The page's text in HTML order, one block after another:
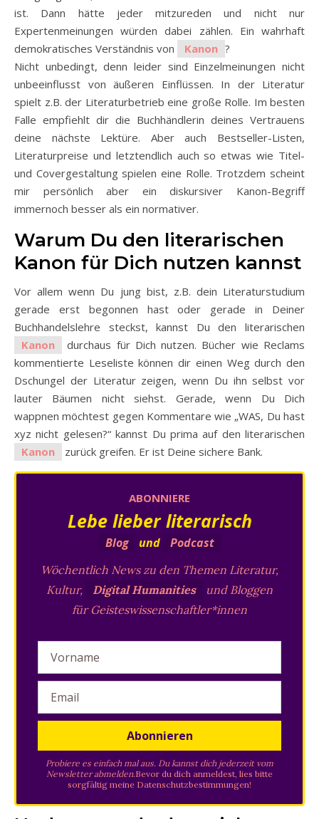
ist. Dann hätte jeder mitzureden und nicht nur
Expertenmeinungen würden dabei zählen. Ein wahrhaft
demokratisches Verständnis von
Kanon ?
Nicht unbedingt, denn leider sind Einzelmeinungen nicht
unbeeinflusst von äußeren Einflüssen. In der Literatur
spielt z.B. der Literaturbetrieb eine große Rolle. Im besten
Falle empfiehlt dir die Buchhändlerin deines Vertrauens
deine nächste Lektüre. Aber auch Bestseller-Listen,
Literaturpreise und letztendlich auch so etwas wie Titel-
und Covergestaltung spielen eine Rolle. Trotzdem scheint
mir persönlich aber ein diskursiver Kanon-Begriff
immernoch besser als ein normativer.
Warum Du den literarischen
Kanon für Dich nutzen kannst
Vor allem wenn Du jung bist, z.B. dein Literaturstudium
gerade erst begonnen hast oder gerade in Deiner
Buchhandelslehre steckst, kannst Du den literarischen
Kanon
durchaus für Dich nutzen. Bücher wie Reclams
kommentierte Leseliste können dir einen Weg durch den
Dschungel der Literatur zeigen, wenn Du ihn selbst vor
lauter Bäumen nicht siehst. Gerade, wenn Du Dich
wappnen möchtest gegen Kommentare wie „WAS, Du hast
xyz nicht gelesen?“ kannst Du prima auf den literarischen
Kanon
zurück greifen. Er ist Deine sichere Bank.
ABONNIERE
Lebe lieber literarisch
Blog und Podcast
Wöchentlich News zu den Themen Literatur,
Kultur,
Digital Humanities
und Bloggen
für Geisteswissenschaftler*innen
Probiere es einfach mal aus. Du kannst dich jederzeit vom
Newsletter abmelden.Bevor du dich anmeldest, lies bitte
sorgfältig meine Datenschutzbestimmungen!